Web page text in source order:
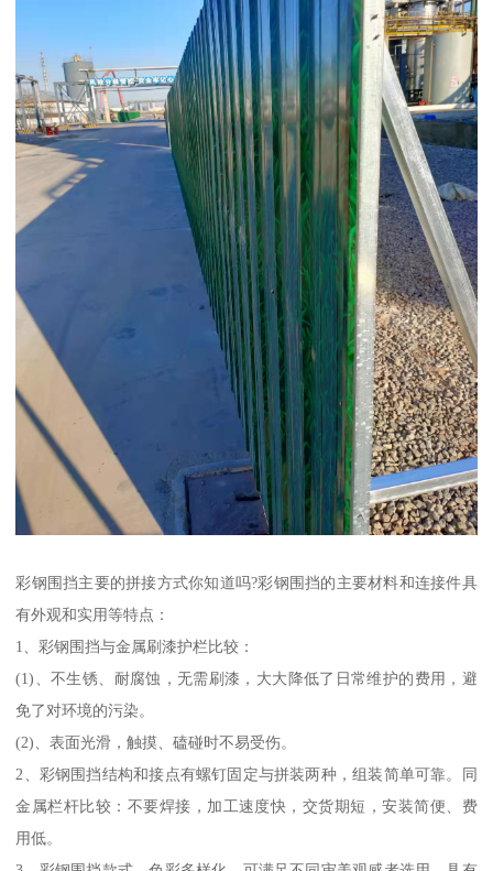
彩钢围挡主要的拼接方式你知道吗?彩钢围挡的主要材料和连接件具
有外观和实用等特点：
1、彩钢围挡与金属刷漆护栏比较：
(1)、不生锈、耐腐蚀，无需刷漆，大大降低了日常维护的费用，避
免了对环境的污染。
(2)、表面光滑，触摸、磕碰时不易受伤。
2、彩钢围挡结构和接点有螺钉固定与拼装两种，组装简单可靠。同
金属栏杆比较：不要焊接，加工速度快，交货期短，安装简便、费
用低。